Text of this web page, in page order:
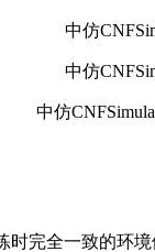
中仿
时完全一致的环